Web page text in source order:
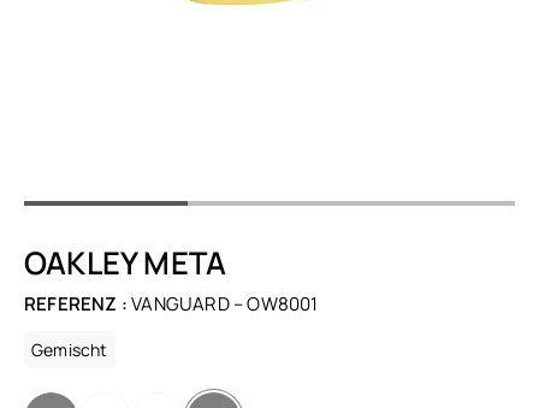
OAKLEY META
REFERENZ :VANGUARD – OW8001
Gemischt